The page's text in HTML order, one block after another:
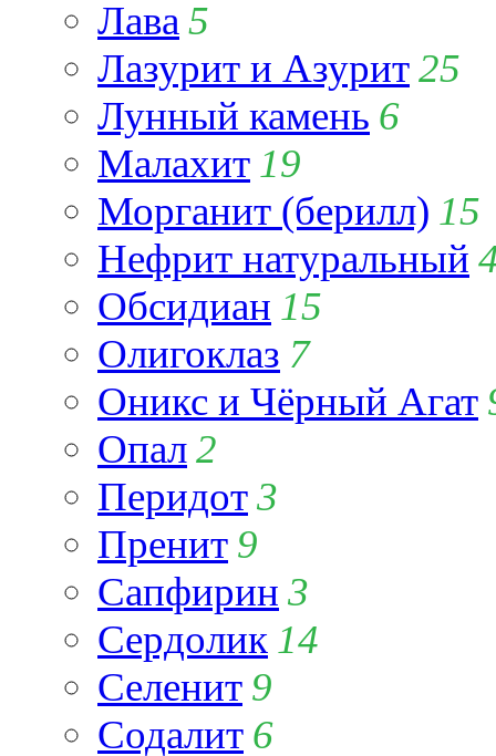
Лава 5
Лазурит и Азурит25
Лунный камень 6
Малахит 19
Морганит (берилл) 15
Нефрит натуральный
Обсидиан 15
Олигоклаз 7
Оникс и Чёрный Агат
Опал2
Перидот3
Пренит 9
Сапфирин 3
Сердолик 14
Селенит 9
Содалит 6